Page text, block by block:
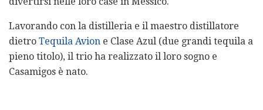
Lavorando con la distilleria e il maestro distillatore
dietro Tequila Avion e Clase Azul (due grandi tequila a
pieno titolo), il trio ha realizzato il loro sogno e
Casamigos è nato.